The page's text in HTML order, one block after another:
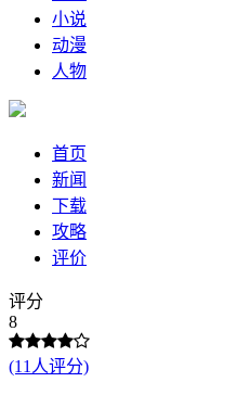
小说
动漫
人物
首页
新闻
下载
攻略
评价
评分
8
(11人评分)